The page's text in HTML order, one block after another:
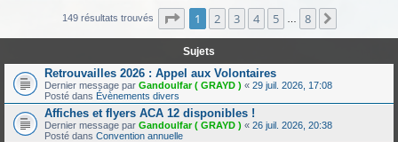
c
r
149 résultats trouvés Page sur8
1 2 3 4 5 8
Sujets
Retrouvailles 2026 : Appel aux Volontaires
Dernier message par Gandoulfar ( GRAYD ) « 29 juil. 2026, 17:08
Posté dans Évènements divers
Affiches et flyers ACA 12 disponibles !
Dernier message par Gandoulfar ( GRAYD ) « 26 juil. 2026, 20:38
Posté dans Convention annuelle